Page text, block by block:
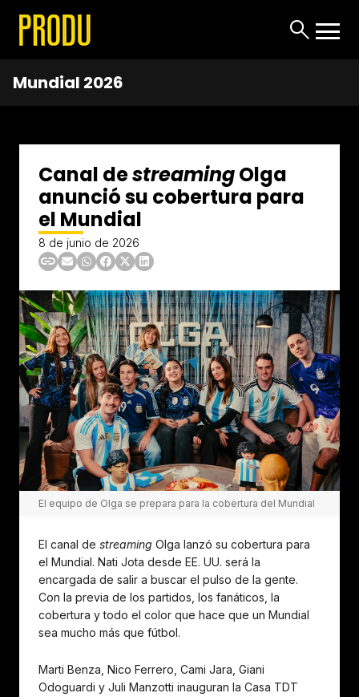
Mundial 2026
Canal destreamingOlga
anunció su cobertura para
el Mundial
8 de junio de 2026
El equipo de Olga se prepara para la cobertura del Mundial
El canal de streaming Olga lanzó su cobertura para
el Mundial. Nati Jota desde EE. UU. será la
encargada de salir a buscar el pulso de la gente.
Con la previa de los partidos, los fanáticos, la
cobertura y todo el color que hace que un Mundial
sea mucho más que fútbol.
Marti Benza, Nico Ferrero, Cami Jara, Giani
Odoguardi y Juli Manzotti inauguran la Casa TDT